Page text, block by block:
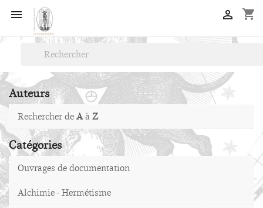
 shopping_cart

Auteurs
Rechercher deAàZ
Catégories
Ouvrages de documentation
Alchimie - Hermétisme